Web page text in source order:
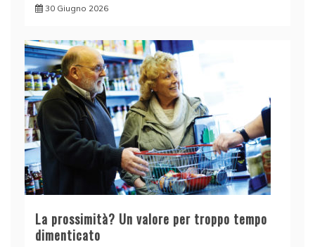
30 Giugno 2026
La prossimità? Un valore per troppo tempo
dimenticato